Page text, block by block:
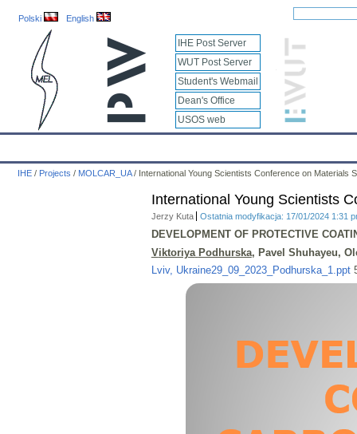
Polski English
IHE Post Server
WUT Post Server
Student's Webmail
Dean's Office
USOS web
IHE / Projects / MOLCAR_UA / International Young Scientists Conference on Materials
International Young Scientists
Jerzy Kuta Ostatnia modyfikacja: 17/01/2024 1:31
DEVELOPMENT OF PROTECTIVE
Viktoriya Podhurska, Pavel Shuhayeu,
Lviv, Ukraine29_09_2023_Podhurska_1.ppt